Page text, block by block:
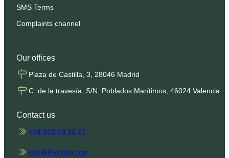
SMS Terms
Complaints channel
Our offices
Plaza de Castilla, 3, 28046 Madrid
C. de la travesía, S/N, Poblados Marítimos, 46024 Valencia
Contact us
+34 919 49 20 77
info@findnido.com